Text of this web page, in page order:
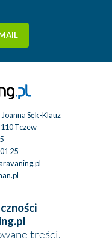
Sęk-Klauz
Tczew
25
treści.